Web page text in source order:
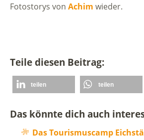
Fotostorys von Achim wieder.
Teile diesen Beitrag:
teilen teilen
Das könnte dich auch
Das Tourismuscamp